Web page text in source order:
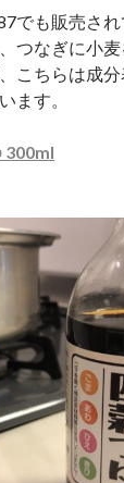
でも販売され
つなぎに小
こちらは成
ます。
300ml